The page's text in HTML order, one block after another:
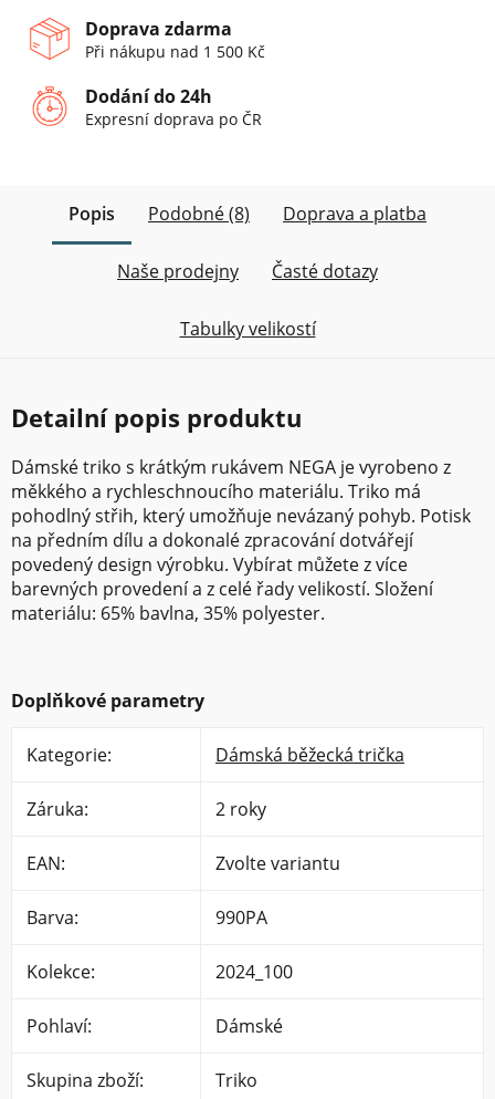
Doprava zdarma
Při nákupu nad 1 500 Kč
Dodání do 24h
Expresní doprava po ČR
Popis Podobné (8) Doprava a platba
Naše prodejny Časté dotazy
Tabulky velikostí
Detailní popis produktu
Dámské triko s krátkým rukávem NEGA je vyrobeno z
měkkého a rychleschnoucího materiálu. Triko má
pohodlný střih, který umožňuje nevázaný pohyb. Potisk
na předním dílu a dokonalé zpracování dotvářejí
povedený design výrobku. Vybírat můžete z více
barevných provedení a z celé řady velikostí. Složení
materiálu: 65% bavlna, 35% polyester.
Doplňkové parametry
Kategorie: Dámská běžecká trička
Záruka: 2 roky
EAN: Zvolte variantu
Barva: 990PA
Kolekce: 2024_100
Pohlaví: Dámské
Skupina zboží: Triko